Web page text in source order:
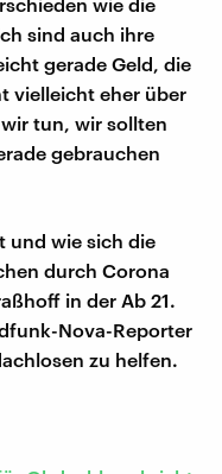
sind auch ihre
gerade Geld, die
vielleicht eher über
tun, wir sollten
gebrauchen
und wie sich die
durch Corona
in der Ab 21.
Nova-Reporter
zu helfen.